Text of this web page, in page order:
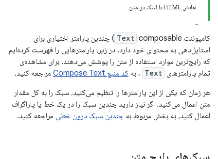
نمایش HTML با لینک در متن
کامپوننت Text composable) چندین پارامتر اختیاری برای
استایل‌دهی به محتوای خود دارد. در زیر، پارامترهایی را فهرست کرده‌ایم
که رایج‌ترین موارد استفاده از متن را پوشش می‌دهند. برای مشاهده‌ی
تمام پارامترهای Text ، به کد منبع Compose Text
مراجعه کنید.
هر زمان که یکی از این پارامترها را تنظیم می‌کنید، سبک را به کل مقدار
متن اعمال می‌کنید. اگر نیاز دارید چندین سبک را در یک خط یا پاراگراف
اعمال کنید، به بخش مربوط به چندین سبک درون خطی مراجعه کنید.